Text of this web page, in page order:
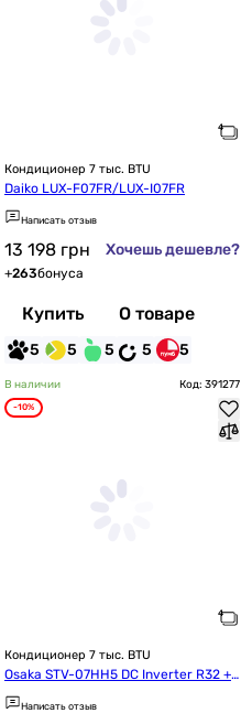
Кондиционер 7 тыс. BTU
Daiko LUX-F07FR/LUX-I07FR
Написать отзыв
13 198 грн Хочешь дешевле?
+263бонуса
Купить О товаре
5 5 5 5 5
В наличии Код: 391277
-10%
Кондиционер 7 тыс. BTU
Osaka STV-07HH5 DC Inverter R32 +
Wi-Fi
Написать отзыв